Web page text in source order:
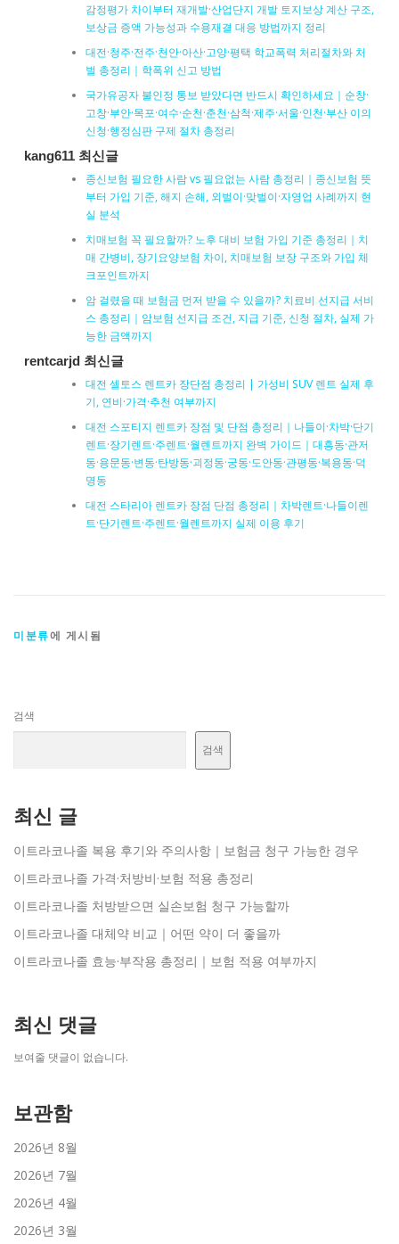
감정평가 차이부터 재개발·산업단지 개발 토지보상 계산 구조,
보상금 증액 가능성과 수용재결 대응 방법까지 정리
대전·청주·전주·천안·아산·고양·평택 학교폭력 처리절차와 처
벌 총정리｜학폭위 신고 방법
국가유공자 불인정 통보 받았다면 반드시 확인하세요｜순창·
고창·부안·목포·여수·순천·춘천·삼척·제주·서울·인천·부산 이의
신청·행정심판 구제 절차 총정리
kang611 최신글
종신보험 필요한 사람 vs 필요없는 사람 총정리｜종신보험 뜻
부터 가입 기준, 해지 손해, 외벌이·맞벌이·자영업 사례까지 현
실 분석
치매보험 꼭 필요할까? 노후 대비 보험 가입 기준 총정리｜치
매 간병비, 장기요양보험 차이, 치매보험 보장 구조와 가입 체
크포인트까지
암 걸렸을 때 보험금 먼저 받을 수 있을까? 치료비 선지급 서비
스 총정리｜암보험 선지급 조건, 지급 기준, 신청 절차, 실제 가
능한 금액까지
rentcarjd 최신글
대전 셀토스 렌트카 장단점 총정리 | 가성비 SUV 렌트 실제 후
기, 연비·가격·추천 여부까지
대전 스포티지 렌트카 장점 및 단점 총정리｜나들이·차박·단기
렌트·장기렌트·주렌트·월렌트까지 완벽 가이드｜대흥동·관저
동·용문동·변동·탄방동·괴정동·궁동·도안동·관평동·복용동·덕
명동
대전 스타리아 렌트카 장점 단점 총정리｜차박렌트·나들이렌
트·단기렌트·주렌트·월렌트까지 실제 이용 후기
미분류에 게시됨
검색
검색
최신 글
이트라코나졸 복용 후기와 주의사항｜보험금 청구 가능한 경우
이트라코나졸 가격·처방비·보험 적용 총정리
이트라코나졸 처방받으면 실손보험 청구 가능할까
이트라코나졸 대체약 비교｜어떤 약이 더 좋을까
이트라코나졸 효능·부작용 총정리｜보험 적용 여부까지
최신 댓글
보여줄 댓글이 없습니다.
보관함
2026년 8월
2026년 7월
2026년 4월
2026년 3월